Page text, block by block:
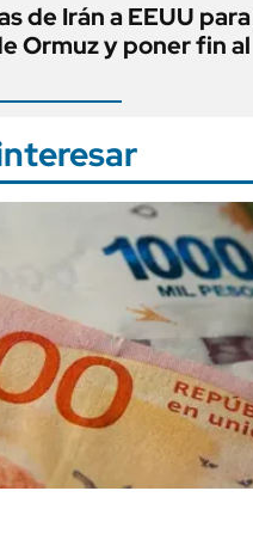
de Irán a EEUU
Ormuz y poner fin al